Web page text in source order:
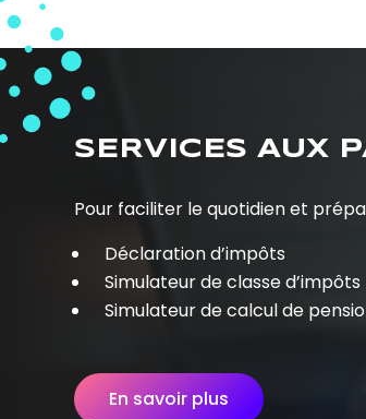
SERVICES AUX
Pour faciliter le quotidien et
Déclaration d’impôts
Simulateur de classe d’impôts
Simulateur de calcul de
En savoir plus